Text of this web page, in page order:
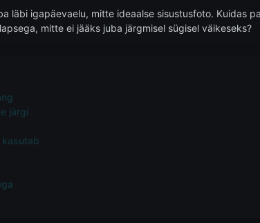
läbi igapäevaelu, mitte ideaalse sisustusfoto. Kuidas
mitte ei jääks juba järgmisel sügisel väikeseks?
järgi
kasutab